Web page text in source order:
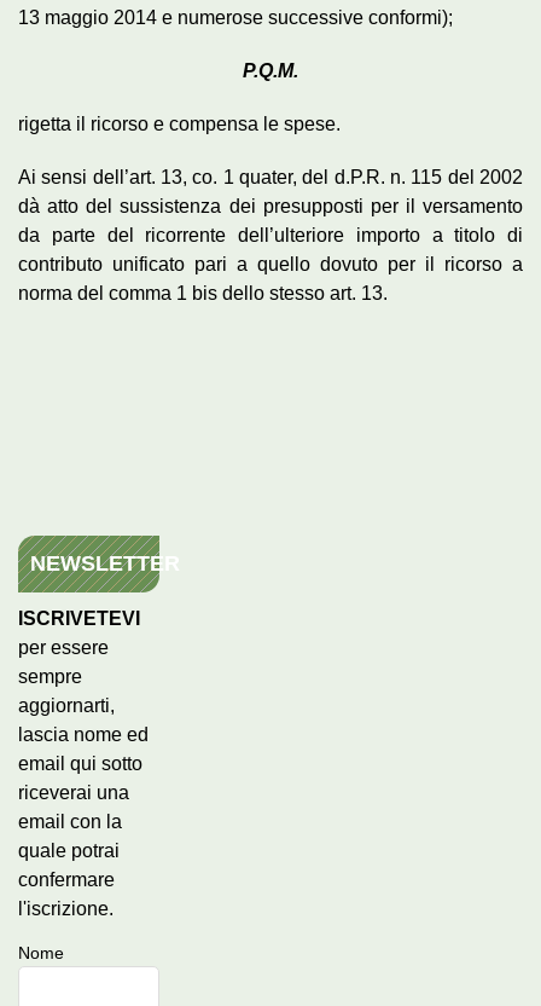
13 maggio 2014 e numerose successive conformi);
P.Q.M.
rigetta il ricorso e compensa le spese.
Ai sensi dell’art. 13, co. 1 quater, del d.P.R. n. 115 del 2002
dà atto del sussistenza dei presupposti per il versamento
da parte del ricorrente dell’ulteriore importo a titolo di
contributo unificato pari a quello dovuto per il ricorso a
norma del comma 1 bis dello stesso art. 13.
NEWSLETTER
ISCRIVETEVI
per essere
sempre
aggiornarti,
lascia nome ed
email qui sotto
riceverai una
email con la
quale potrai
confermare
l'iscrizione.
Nome